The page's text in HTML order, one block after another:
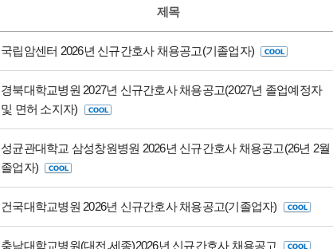
제목
국립암센터 2026년 신규간호사 채용공고(기졸업자)
경북대학교병원 2027년 신규간호사 채용공고(2027년 졸업예정자
및 면허 소지자)
성균관대학교 삼성창원병원 2026년 신규간호사 채용공고(26년 2월
졸업자)
건국대학교병원 2026년 신규간호사 채용공고(기졸업자)
충남대학교병원(대전,세종)2026년 신규간호사 채용공고